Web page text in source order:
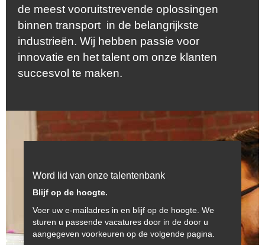
de meest vooruitstrevende oplossingen
binnen transport in de belangrijkste
industrieën. Wij hebben passie voor
innovatie en het talent om onze klanten
succesvol te maken.
Word lid van onze talentenbank
Blijf op de hoogte.
Voer uw e-mailadres in en blijf op de hoogte. We
sturen u passende vacatures door in de door u
aangegeven voorkeuren op de volgende pagina.